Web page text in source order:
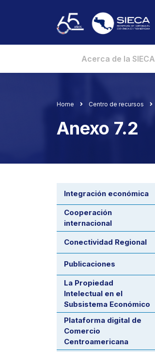
Acerca de la SIECA
Home Centro de recursos
Anexo 7.2
Integración económica
Cooperación
internacional
Conectividad Regional
Publicaciones
La Propiedad
Intelectual en el
Subsistema Económico
Plataforma digital de
Comercio
Centroamericana